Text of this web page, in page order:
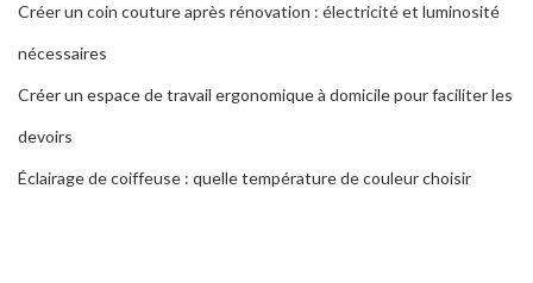
Créer un coin couture après rénovation : électricité et luminosité
nécessaires
Créer un espace de travail ergonomique à domicile pour faciliter les
devoirs
Éclairage de coiffeuse : quelle température de couleur choisir